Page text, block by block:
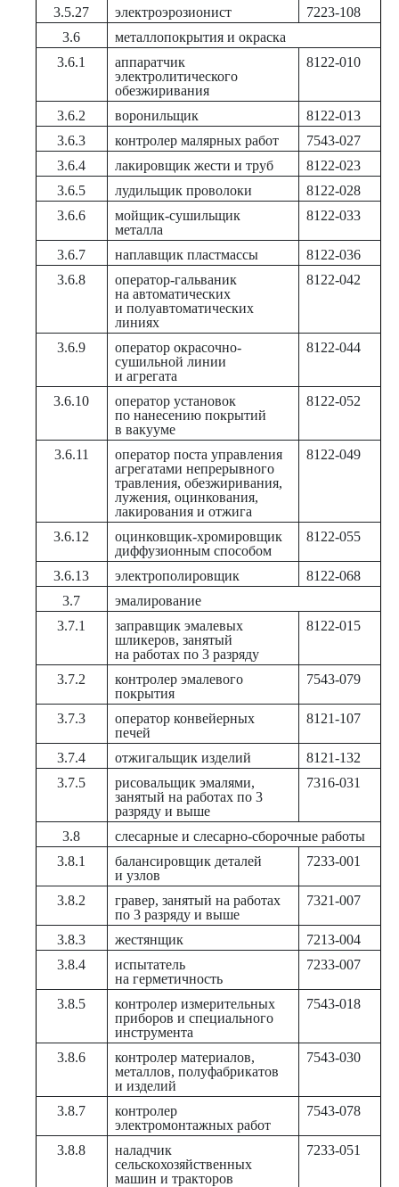
3.5.27 электроэрозионист
7223-108
3.6
металлопокрытия и окраска
3.6.1
аппаратчик
электролитического
обезжиривания
8122-010
3.6.2 воронильщик
8122-013
3.6.3
контролер малярных работ
7543-027
3.6.4
лакировщик жести и труб
8122-023
3.6.5
лудильщик проволоки
8122-028
3.6.6
мойщик-сушильщик
металла
8122-033
3.6.7 наплавщик пластмассы
8122-036
3.6.8
оператор-гальваник
на автоматических
и полуавтоматических
линиях
8122-042
3.6.9
оператор окрасочно-
сушильной линии
и агрегата
8122-044
3.6.10
оператор установок
по нанесению покрытий
в вакууме
8122-052
3.6.11
оператор поста управления
агрегатами непрерывного
травления, обезжиривания,
лужения, оцинкования,
лакирования и отжига
8122-049
3.6.12
оцинковщик-хромировщик
диффузионным способом
8122-055
3.6.13 электрополировщик
8122-068
3.7
эмалирование
3.7.1
заправщик эмалевых
шликеров, занятый
на работах по 3 разряду
8122-015
3.7.2
контролер эмалевого
покрытия
7543-079
3.7.3
оператор конвейерных
печей
8121-107
3.7.4 отжигальщик изделий
8121-132
3.7.5
рисовальщик эмалями,
занятый на работах по 3
разряду и выше
7316-031
3.8
слесарные и слесарно-сборочные работы
3.8.1
балансировщик деталей
и узлов
7233-001
3.8.2
гравер, занятый на работах
по 3 разряду и выше
7321-007
3.8.3 жестянщик
7213-004
3.8.4
испытатель
на герметичность
7233-007
3.8.5
контролер измерительных
приборов и специального
инструмента
7543-018
3.8.6
контролер материалов,
металлов, полуфабрикатов
и изделий
7543-030
3.8.7
контролер
электромонтажных работ
7543-078
3.8.8
наладчик
сельскохозяйственных
машин и тракторов
7233-051